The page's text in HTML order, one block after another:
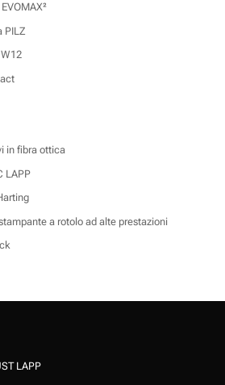
PILZ
in fibra ottica
LAPP
a rotolo ad alte prestazioni
LAPP